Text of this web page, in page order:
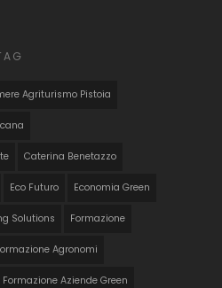
Agriturismo Pistoia
Caterina Benetazzo
Eco Futuro Economia Green
Solutions Formazione
Agronomi
Formazione Aziende Green